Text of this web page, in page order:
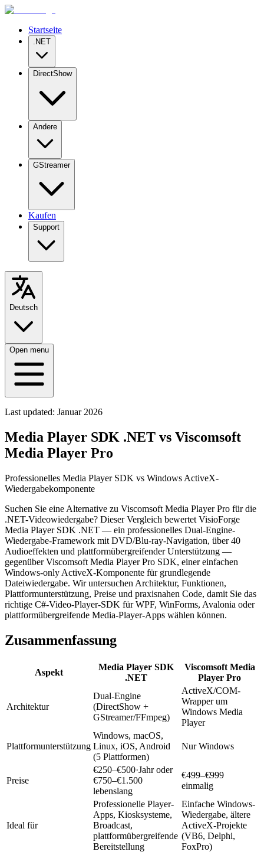
Startseite
.NET
DirectShow
Andere
GStreamer
Kaufen
Support
Deutsch
Open menu
Last updated: Januar 2026
Media Player SDK .NET vs Viscomsoft
Media Player Pro
Professionelles Media Player SDK vs Windows ActiveX-
Wiedergabekomponente
Suchen Sie eine Alternative zu Viscomsoft Media Player Pro für die
.NET-Videowiedergabe? Dieser Vergleich bewertet VisioForge
Media Player SDK .NET — ein professionelles Dual-Engine-
Wiedergabe-Framework mit DVD/Blu-ray-Navigation, über 40
Audioeffekten und plattformübergreifender Unterstützung —
gegenüber Viscomsoft Media Player Pro SDK, einer einfachen
Windows-only ActiveX-Komponente für grundlegende
Dateiwiedergabe. Wir untersuchen Architektur, Funktionen,
Plattformunterstützung, Preise und praxisnahen Code, damit Sie das
richtige C#-Video-Player-SDK für WPF, WinForms, Avalonia oder
plattformübergreifende Media-Player-Apps wählen können.
Zusammenfassung
Aspekt
Media Player SDK
.NET
Viscomsoft Media
Player Pro
Architektur
Dual-Engine
(DirectShow +
GStreamer/FFmpeg)
ActiveX/COM-
Wrapper um
Windows Media
Player
Plattformunterstützung
Windows, macOS,
Linux, iOS, Android
(5 Plattformen)
Nur Windows
Preise
€250–€500·Jahr oder
€750–€1.500
lebenslang
€499–€999
einmalig
Ideal für
Professionelle Player-
Apps, Kiosksysteme,
Broadcast,
plattformübergreifende
Bereitstellung
Einfache Windows-
Wiedergabe, ältere
ActiveX-Projekte
(VB6, Delphi,
FoxPro)